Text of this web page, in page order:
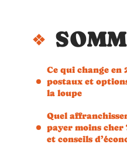
Ce qui change
postaux et
la loupe
Quel
payer moins
et conseils